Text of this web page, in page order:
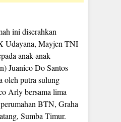
ini diserahkan
Udayana, Mayjen TNI
anak-anak
Juanico Do Santos
oleh putra sulung
Arly bersama lima
BTN, Graha
Sumba Timur.